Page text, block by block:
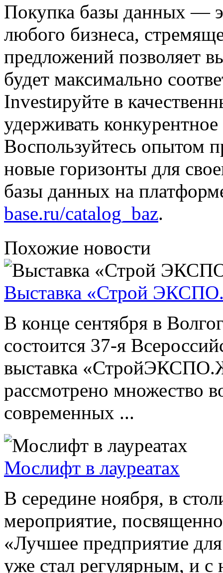
Покупка базы данных —
любого бизнеса,
предложений позволяет
будет максимально
Investируйте в
удерживать
Воспользуйтесь опытом
новые горизонты для
базы данных на
base.ru/catalog_baz.
Похожие новости
Выставка «Строй
В конце сентября в
состоится 37-я
выставка
рассмотрено множество
современных ...
Мослифт в лауреатах
В середине ноября, в
мероприятие,
«Лучшее предприятие
уже стал регулярным, и с